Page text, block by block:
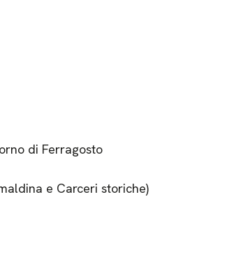
di Ferragosto
e Carceri storiche)